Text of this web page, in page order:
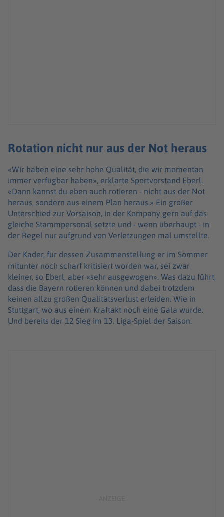
Rotation nicht nur aus der Not heraus
«Wir haben eine sehr hohe Qualität, die wir momentan
immer verfügbar haben», erklärte Sportvorstand Eberl.
«Dann kannst du eben auch rotieren - nicht aus der Not
heraus, sondern aus einem Plan heraus.» Ein großer
Unterschied zur Vorsaison, in der Kompany gern auf das
gleiche Stammpersonal setzte und - wenn überhaupt - in
der Regel nur aufgrund von Verletzungen mal umstellte.
Der Kader, für dessen Zusammenstellung er im Sommer
mitunter noch scharf kritisiert worden war, sei zwar
kleiner, so Eberl, aber «sehr ausgewogen». Was dazu führt,
dass die Bayern rotieren können und dabei trotzdem
keinen allzu großen Qualitätsverlust erleiden. Wie in
Stuttgart, wo aus einem Kraftakt noch eine Gala wurde.
Und bereits der 12 Sieg im 13. Liga-Spiel der Saison.